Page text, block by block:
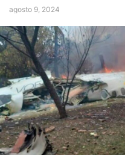
agosto 9, 2024